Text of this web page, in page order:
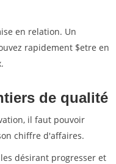
en relation. Un
rapidement $etre en
de qualité
il faut pouvoir
chiffre d'affaires.
désirant progresser et